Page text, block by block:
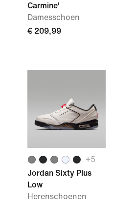
Carmine'
Damesschoen
€ 209,99
+5
Jordan Sixty Plus
Low
Herenschoenen